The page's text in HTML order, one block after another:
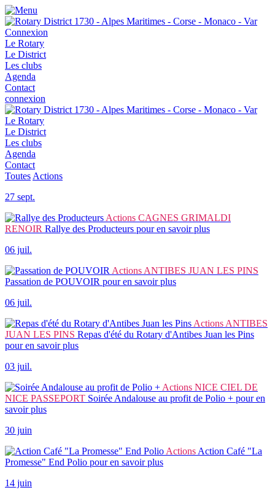
Connexion
Le Rotary
Le District
Les clubs
Agenda
Contact
connexion
Le Rotary
Le District
Les clubs
Agenda
Contact
Toutes Actions
27 sept.
Actions CAGNES GRIMALDI
RENOIR Rallye des Producteurs pour en savoir plus
06 juil.
Actions ANTIBES JUAN LES PINS
Passation de POUVOIR pour en savoir plus
06 juil.
Actions ANTIBES
JUAN LES PINS Repas d'été du Rotary d'Antibes Juan les Pins
pour en savoir plus
03 juil.
Actions NICE CIEL DE
NICE PASSEPORT Soirée Andalouse au profit de Polio + pour en
savoir plus
30 juin
Actions Action Café "La
Promesse" End Polio pour en savoir plus
14 juin